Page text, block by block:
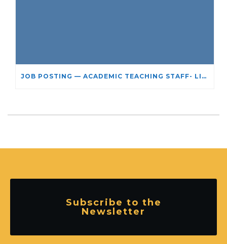
JOB POSTING — ACADEMIC TEACHING STAFF- LIMITED TERM APPOINTMENT: RELIGIOUS STUDIES
Subscribe to the
Newsletter